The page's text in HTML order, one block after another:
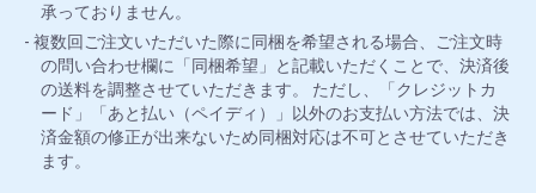
承っておりません。
複数回ご注文いただいた際に同梱を希望される場合、ご注文時
の問い合わせ欄に「同梱希望」と記載いただくことで、決済後
の送料を調整させていただきます。 ただし、「クレジットカ
ード」「あと払い（ペイディ）」以外のお支払い方法では、決
済金額の修正が出来ないため同梱対応は不可とさせていただき
ます。